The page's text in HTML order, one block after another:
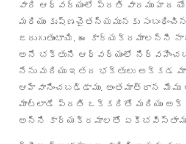
వారి ఆధ్వర్యంలో ప్రతి వారము హఠ
మరియు కృష్ణచైతన్యమునకు
జరుగుతుంటాయి. ఈ కార్యక్రమాలన్నీ
అనే భక్తుని ఆధ్వర్యంలో
నేను మరియు ఇతర భక్తులు అక్కడ
ఆహ్వానించబడ్డాము. అంతమాత్రాన
మాట్లాడే ప్రతి ఒక్కరితో మరియు
అన్ని కార్యక్రమాలతో ఏకీభవిస్తాము